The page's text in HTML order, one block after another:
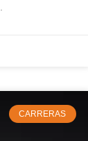
CARRERAS